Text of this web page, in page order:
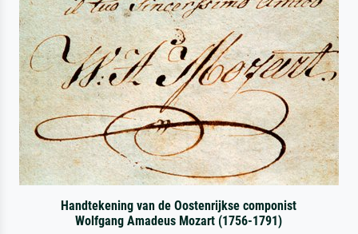
Handtekening van de Oostenrijkse componist
Wolfgang Amadeus Mozart (1756-1791)